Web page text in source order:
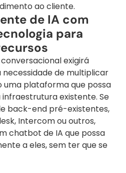
ao cliente.
de IA com
para
exigirá
de multiplicar
uma plataforma que possa
infraestrutura existente. Se
back-end pré-existentes,
Intercom ou outros,
chatbot de IA que possa
a eles, sem ter que se